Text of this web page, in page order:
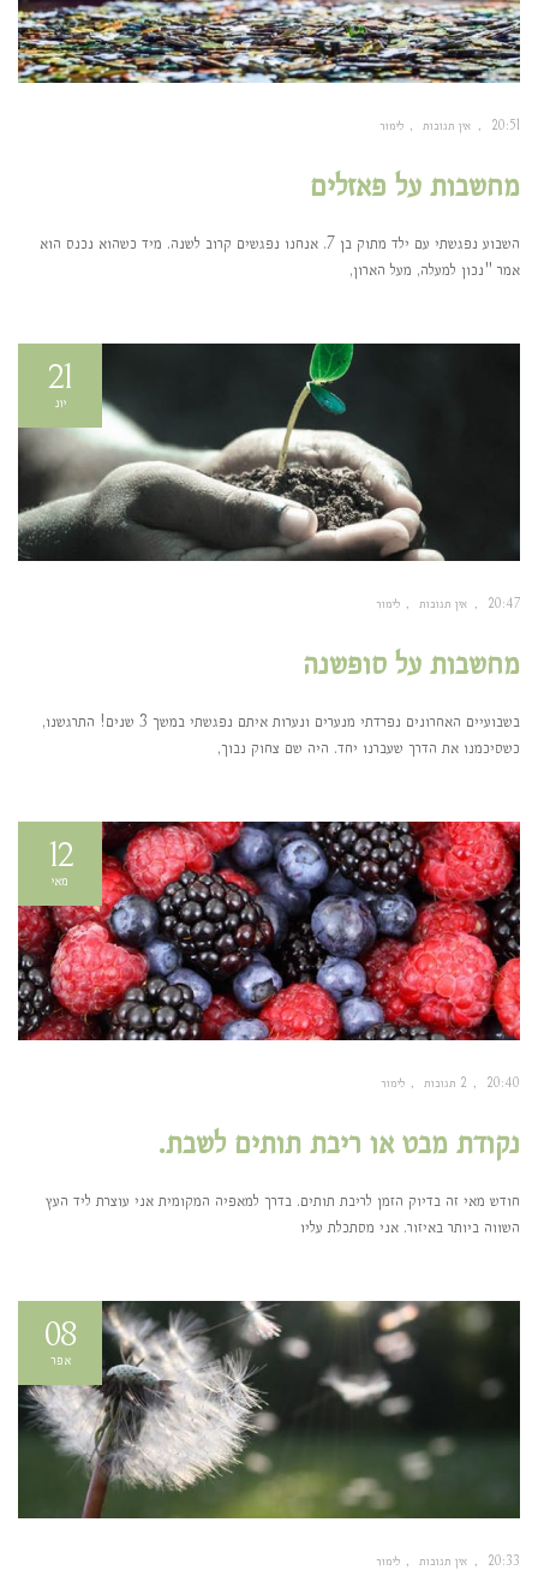
20:51 אין תגובות לימור
מחשבות על פאזלים
השבוע נפגשתי עם ילד מתוק בן 7. אנחנו נפגשים קרוב לשנה. מיד כשהוא נכנס הוא
אמר "נכון למעלה, מעל הארון,
21
יונ
20:47 אין תגובות לימור
מחשבות על סופשנה
בשבועיים האחרונים נפרדתי מנערים ונערות איתם נפגשתי במשך 3 שנים! התרגשנו,
כשסיכמנו את הדרך שעברנו יחד. היה שם צחוק נבוך,
12
מאי
20:40 2 תגובות לימור
נקודת מבט או ריבת תותים לשבת.
חודש מאי זה בדיוק הזמן לריבת תותים. בדרך למאפיה המקומית אני עוצרת ליד העץ
השווה ביותר באיזור. אני מסתכלת עליו
08
אפר
20:33 אין תגובות לימור